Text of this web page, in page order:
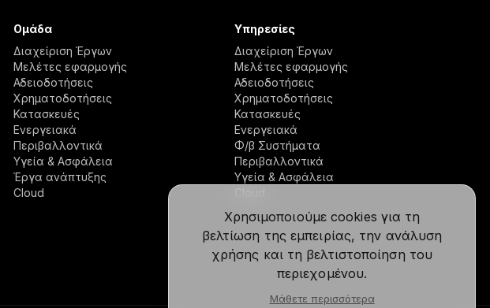
Χρησιμοποιούμε cookies για τη
βελτίωση της εμπειρίας, την ανάλυση
χρήσης και τη βελτιστοποίηση του
περιεχομένου.
Μάθετε περισσότερα
Ομάδα
Διαχείριση Έργων
Μελέτες εφαρμογής
Αδειοδοτήσεις
Χρηματοδοτήσεις
Κατασκευές
Ενεργειακά
Περιβαλλοντικά
Υγεία & Ασφάλεια
Έργα ανάπτυξης
Cloud
Υπηρεσίες
Διαχείριση Έργων
Μελέτες εφαρμογής
Αδειοδοτήσεις
Χρηματοδοτήσεις
Κατασκευές
Ενεργειακά
Φ/β Συστήματα
Περιβαλλοντικά
Υγεία & Ασφάλεια
Cloud